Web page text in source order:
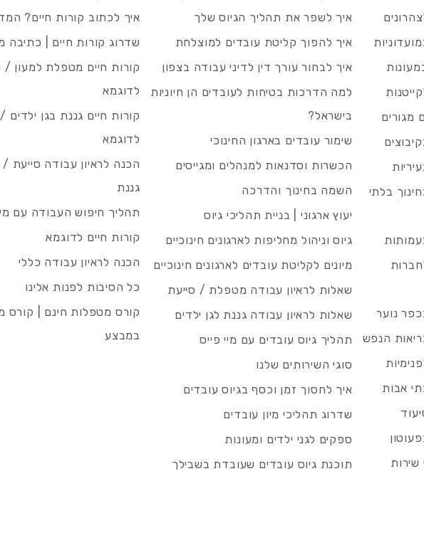
מגורים
בלתי
נוער
הנפש
אבות
שירות
איך לשפר את תהליך הגיוס שלך
איך להפוך קליטת עובדים למוצלחת
איך לבחור עורך דין לדיני עבודה בצפון
למה הדרכות בטיחות לעובדים הן חיוניות
בישראל?
שימור עובדים בארגון החינוכי
הכשרות וסדנאות למנהלים ומגייסים
השמה בחינוך והדרכה
יעוץ ארגוני | בניית תהליכי גיוס
גיוס וניהול מחליפות לארגונים חינוכיים
מיונים לקליטת עובדים לארגונים חינוכיים
שאלות לראיון עבודה מטפלת / סייעת
שאלות לראיון עבודה גננת לגן ילדים
תהליך גיוס עובדים עם מיי פייס
סוגי השירותים שלנו
איך לחסוך זמן וכסף בגיוס עובדים
שדרוג תהליכי מיון עובדים
ספקים לגני ילדים ומעונות
תוכנת גיוס עובדים שעובדת בשבילך
איך לכתוב קורות חיים?
שדרוג קורות חיים | כתיבה
קורות חיים מטפלת למעון /
לדוגמא
קורות חיים גננת בגן ילדים
לדוגמא
הכנה לראיון עבודה
גננת
תהליך חיפוש העבודה עם
קורות חיים לדוגמא
הכנה לראיון עבודה כללי
כל הסיבות לפנות אלינו
קורס מטפלות חינם | קורס
במבצע